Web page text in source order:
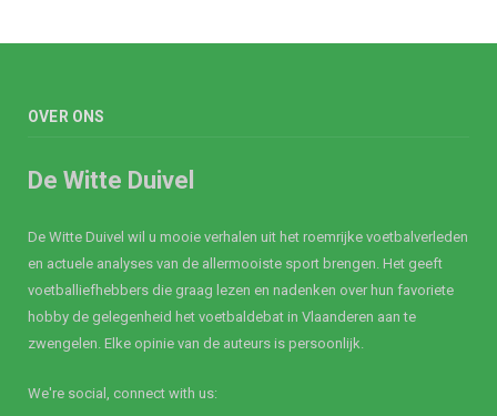
OVER ONS
De Witte Duivel
De Witte Duivel wil u mooie verhalen uit het roemrijke voetbalverleden
en actuele analyses van de allermooiste sport brengen. Het geeft
voetballiefhebbers die graag lezen en nadenken over hun favoriete
hobby de gelegenheid het voetbaldebat in Vlaanderen aan te
zwengelen. Elke opinie van de auteurs is persoonlijk.
We're social, connect with us: